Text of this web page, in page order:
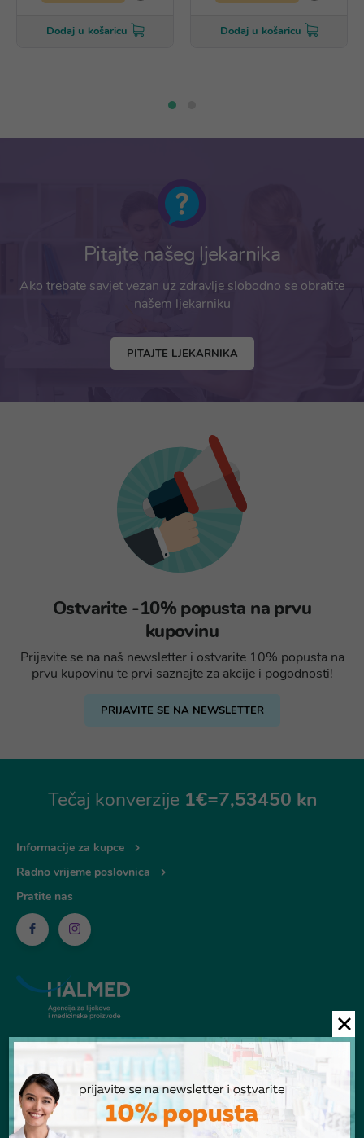
Dodaj u košaricu Dodaj u košaricu
Pitajte našeg ljekarnika
Ako trebate savjet vezan uz zdravlje slobodno se obratite
našem ljekarniku
PITAJTE LJEKARNIKA
Ostvarite -10% popusta na prvu
kupovinu
Prijavite se na naš newsletter i ostvarite 10% popusta na
prvu kupovinu te prvi saznajte za akcije i pogodnosti!
PRIJAVITE SE NA NEWSLETTER
Tečaj konverzije 1€=7,53450 kn
Informacije za kupce
Radno vrijeme poslovnica
Pratite nas
© Ljekarna Talan 2026